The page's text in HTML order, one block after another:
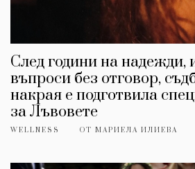
След години на надежди,
въпроси без отговор,
накрая е подготвила
за Лъвовете
WELLNESS ОТ МАРИЕЛА ИЛИЕВА